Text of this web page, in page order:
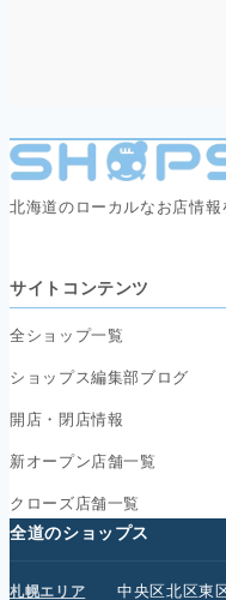
北海道のローカルなお店情報
サイトコンテンツ
全ショップ一覧
ショップス編集部ブログ
開店・閉店情報
新オープン店舗一覧
クローズ店舗一覧
全道のショップス
札幌エリア 中央区北区東